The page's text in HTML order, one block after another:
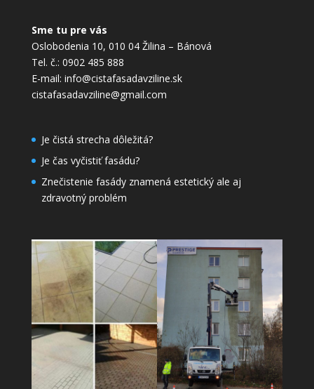
Sme tu pre vás
Oslobodenia 10, 010 04 Žilina – Bánová
Tel. č.: 0902 485 888
E-mail: info@cistafasadavziline.sk
cistafasadavziline@gmail.com
Je čistá strecha dôležitá?
Je čas vyčistiť fasádu?
Znečistenie fasády znamená estetický ale aj
zdravotný problém